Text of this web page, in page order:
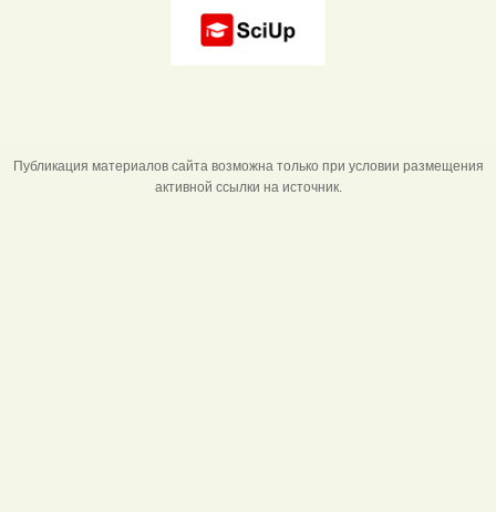
Публикация материалов сайта возможна только при условии размещения
активной ссылки на источник.